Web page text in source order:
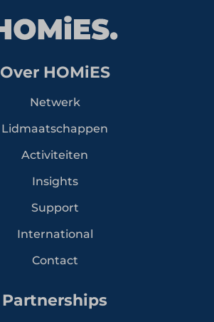
Over HOMiES
Netwerk
Lidmaatschappen
Activiteiten
Insights
Support
International
Contact
Partnerships